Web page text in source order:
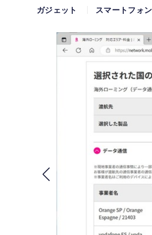
ガジェット スマートフォン